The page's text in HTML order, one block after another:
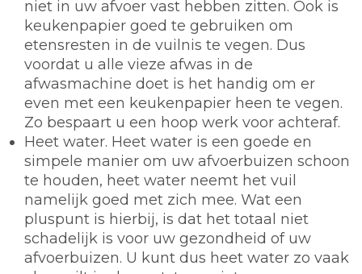
niet in uw afvoer vast hebben zitten. Ook is
keukenpapier goed te gebruiken om
etensresten in de vuilnis te vegen. Dus
voordat u alle vieze afwas in de
afwasmachine doet is het handig om er
even met een keukenpapier heen te vegen.
Zo bespaart u een hoop werk voor achteraf.
Heet water. Heet water is een goede en
simpele manier om uw afvoerbuizen schoon
te houden, heet water neemt het vuil
namelijk goed met zich mee. Wat een
pluspunt is hierbij, is dat het totaal niet
schadelijk is voor uw gezondheid of uw
afvoerbuizen. U kunt dus heet water zo vaak